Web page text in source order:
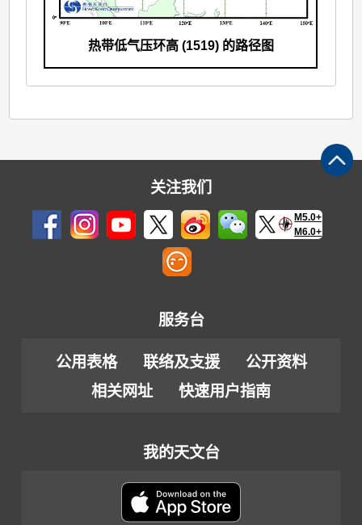
热带低气压环高 (1519) 的路径图
关注我们
M5.0+
M6.0+
服务台
公用表格 联络及支援
公开资料
相关网址
快速用户指南
我的天文台